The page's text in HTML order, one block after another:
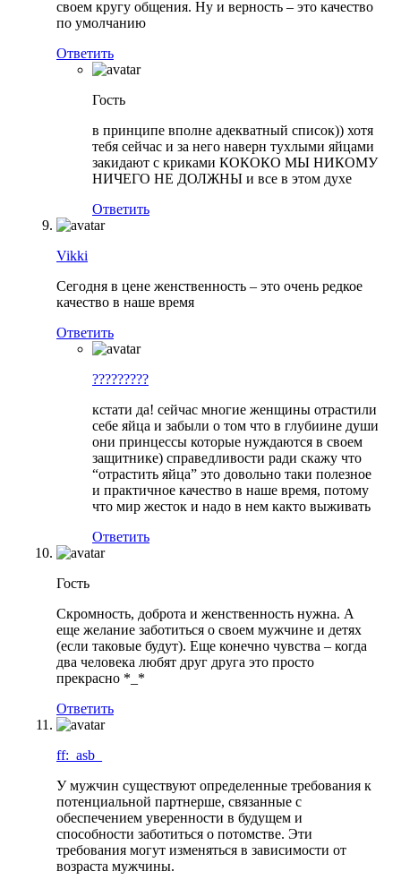
своем кругу общения. Ну и верность – это качество
по умолчанию
Ответить
Гость
в принципе вполне адекватный список)) хотя
тебя сейчас и за него наверн тухлыми яйцами
закидают с криками КОКОКО МЫ НИКОМУ
НИЧЕГО НЕ ДОЛЖНЫ и все в этом духе
Ответить
Vikki
Сегодня в цене женственность – это очень редкое
качество в наше время
Ответить
?????????
кстати да! сейчас многие женщины отрастили
себе яйца и забыли о том что в глубиине души
они принцессы которые нуждаются в своем
защитнике) справедливости ради скажу что
“отрастить яйца” это довольно таки полезное
и практичное качество в наше время, потому
что мир жесток и надо в нем както выживать
Ответить
Гость
Скромность, доброта и женственность нужна. А
еще желание заботиться о своем мужчине и детях
(если таковые будут). Еще конечно чувства – когда
два человека любят друг друга это просто
прекрасно *_*
Ответить
ff:_asb_
У мужчин существуют определенные требования к
потенциальной партнерше, связанные с
обеспечением уверенности в будущем и
способности заботиться о потомстве. Эти
требования могут изменяться в зависимости от
возраста мужчины.